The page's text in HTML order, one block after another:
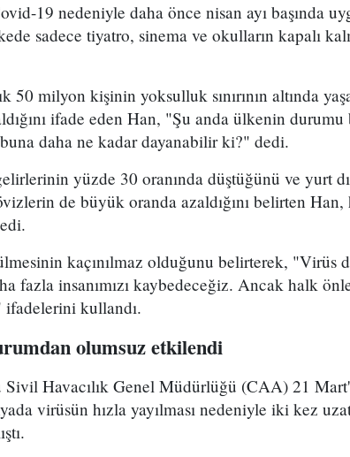
19 nedeniyle daha önce nisan ayı başında
sadece tiyatro, sinema ve okulların kapalı
milyon kişinin yoksulluk sınırının altında
ifade eden Han, "Şu anda ülkenin durumu
daha ne kadar dayanabilir ki?" dedi.
yüzde 30 oranında düştüğünü ve yurt
de büyük oranda azaldığını belirten Han,
kaçınılmaz olduğunu belirterek, "Virüs
fazla insanımızı kaybedeceğiz. Ancak halk
ifadelerini kullandı.
olumsuz etkilendi
Havacılık Genel Müdürlüğü (CAA) 21
virüsün hızla yayılması nedeniyle iki kez